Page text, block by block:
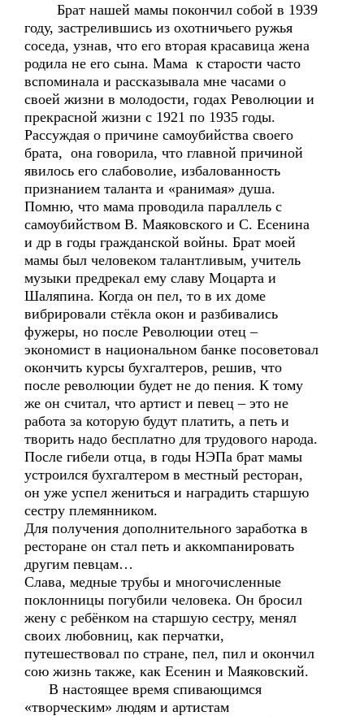
Брат нашей мамы покончил собой в 1939
году, застрелившись из охотничьего ружья
соседа, узнав, что его вторая красавица жена
родила не его сына. Мама к старости часто
вспоминала и рассказывала мне часами о
своей жизни в молодости, годах Революции и
прекрасной жизни с 1921 по 1935 годы.
Рассуждая о причине самоубийства своего
брата, она говорила, что главной причиной
явилось его слабоволие, избалованность
признанием таланта и «ранимая» душа.
Помню, что мама проводила параллель с
самоубийством В. Маяковского и С. Есенина
и др в годы гражданской войны. Брат моей
мамы был человеком талантливым, учитель
музыки предрекал ему славу Моцарта и
Шаляпина. Когда он пел, то в их доме
вибрировали стёкла окон и разбивались
фужеры, но после Революции отец –
экономист в национальном банке посоветовал
окончить курсы бухгалтеров, решив, что
после революции будет не до пения. К тому
же он считал, что артист и певец – это не
работа за которую будут платить, а петь и
творить надо бесплатно для трудового народа.
После гибели отца, в годы НЭПа брат мамы
устроился бухгалтером в местный ресторан,
он уже успел жениться и наградить старшую
сестру племянником.
Для получения дополнительного заработка в
ресторане он стал петь и аккомпанировать
другим певцам…
Слава, медные трубы и многочисленные
поклонницы погубили человека. Он бросил
жену с ребёнком на старшую сестру, менял
своих любовниц, как перчатки,
путешествовал по стране, пел, пил и окончил
сою жизнь также, как Есенин и Маяковский.
В настоящее время спивающимся
«творческим» людям и артистам